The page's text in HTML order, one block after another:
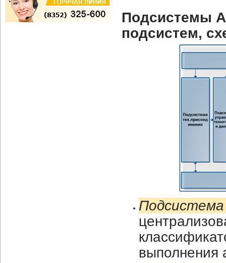
Подсистемы
подсистем,
выполнения